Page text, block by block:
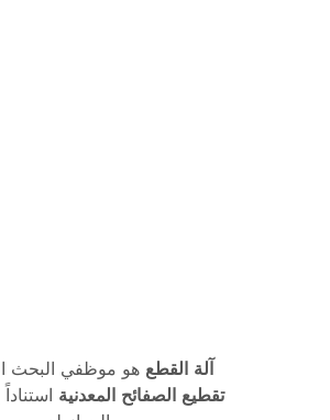
auto v آلة القطع هو موظفي البحث
تقطيع الصفائح المعدنية